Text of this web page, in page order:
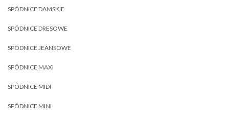
SPÓDNICE DAMSKIE
SPÓDNICE DRESOWE
SPÓDNICE JEANSOWE
SPÓDNICE MAXI
SPÓDNICE MIDI
SPÓDNICE MINI